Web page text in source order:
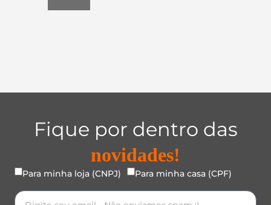
Fique por dentro das
novidades!
Para minha loja (CNPJ) Para minha casa (CPF)